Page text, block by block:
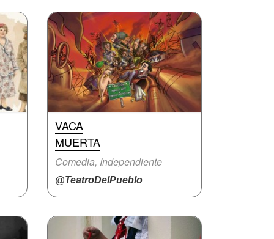
VACA
MUERTA
Comedia, Independiente
@TeatroDelPueblo